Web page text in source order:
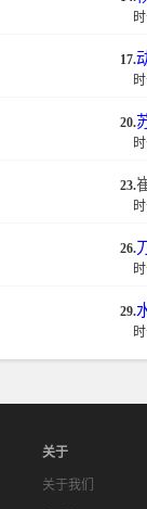
17.
20.
23.
26.
29.
关于
关于我们